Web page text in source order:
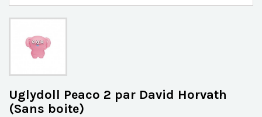
Uglydoll Peaco 2 par David Horvath
(Sans boite)